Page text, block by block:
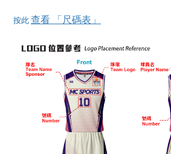
按此查看 「尺碼表」